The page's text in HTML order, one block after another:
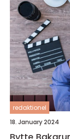
redaktionel
18. January 2024